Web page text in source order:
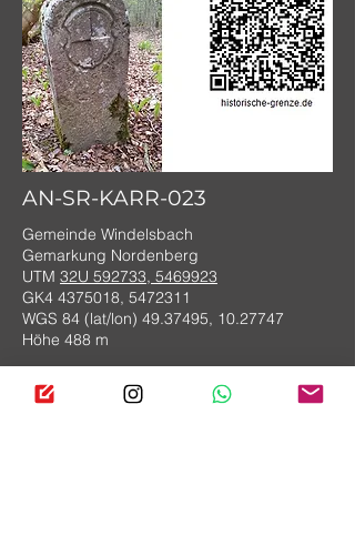
AN-SR-KARR-023
Gemeinde Windelsbach
Gemarkung Nordenberg
UTM 32U 592733, 5469923
GK4 4375018, 5472311
WGS 84 (lat/lon) 49.37495, 10.27747
Höhe 488 m
DENKMALSCHUTZ: